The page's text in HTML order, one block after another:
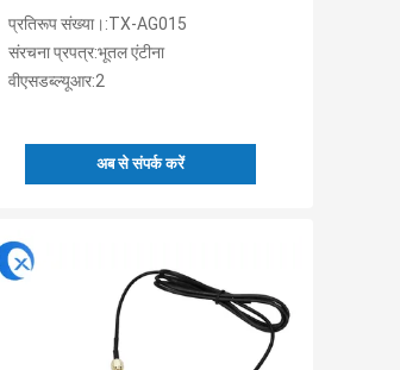
Rg174 के साथ उच्च परिशुद्धता
प्रतिरूप संख्या।:TX-AG015
संरचना प्रपत्र:भूतल एंटीना
वीएसडब्ल्यूआर:2
अब से संपर्क करें